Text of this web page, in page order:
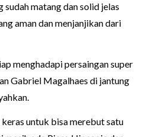
matang dan solid jelas
aman dan menjanjikan dari
menghadapi persaingan super
Gabriel Magalhaes di jantung
untuk bisa merebut satu